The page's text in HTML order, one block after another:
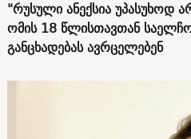
"რუსული ანექსია უპასუხოდ
ომის 18 წლისთავთან
განცხადებას ავრცელებენ